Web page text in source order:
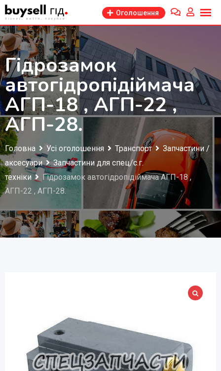
Перейти
до
змісту
Оголошення
Гідрозамок
автогідропідіймача
АГП-18 , АГП-22 ,
АГП-28.
Головна Усі оголошення Транспорт
Запчастини /
аксесуари
Запчастини для спец/с.г.
техніки
Гідрозамок автогідропідіймача АГП-18 ,
АГП-22 , АГП-28.